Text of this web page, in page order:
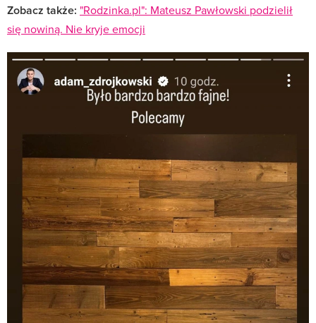
Zobacz także: "Rodzinka.pl": Mateusz Pawłowski podzielił
się nowiną. Nie kryje emocji